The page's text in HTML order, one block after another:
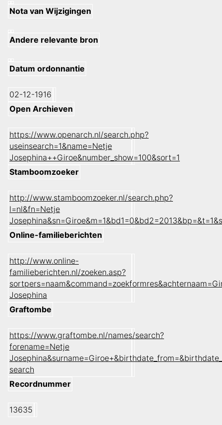
Nota van Wijzigingen
Andere relevante bron
Datum ordonnantie
02-12-1916
Open Archieven
https://www.openarch.nl/search.php?
useinsearch=1&name=Netje
Josephina++Giroe&number_show=100&sort=1
Stamboomzoeker
http://www.stamboomzoeker.nl/search.php?
l=nl&fn=Netje
Online-familieberichten
http://www.online-
familieberichten.nl/zoeken.asp?
Josephina
Graftombe
https://www.graftombe.nl/names/search?
forename=Netje
search
Recordnummer
13635